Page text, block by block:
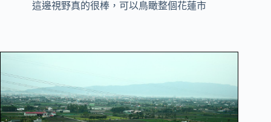
這邊視野真的很棒，可以鳥瞰整個花蓮市